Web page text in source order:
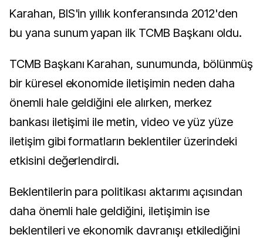
Karahan, BIS'in yıllık konferansında 2012'den
bu yana sunum yapan ilk TCMB Başkanı oldu.
TCMB Başkanı Karahan, sunumunda, bölünmüş
bir küresel ekonomide iletişimin neden daha
önemli hale geldiğini ele alırken, merkez
bankası iletişimi ile metin, video ve yüz yüze
iletişim gibi formatların beklentiler üzerindeki
etkisini değerlendirdi.
Beklentilerin para politikası aktarımı açısından
daha önemli hale geldiğini, iletişimin ise
beklentileri ve ekonomik davranışı etkilediğini